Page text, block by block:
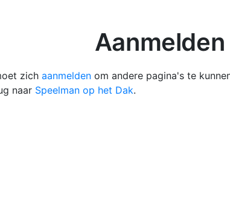
zich aanmelden om andere pagina's te
naar Speelman op het Dak.